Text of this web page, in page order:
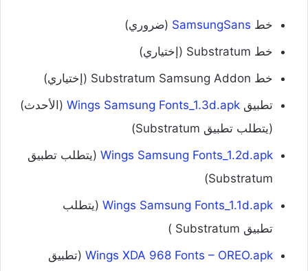
خط SamsungSans (ضروري)
خط Substratum (إختياري)
خط Substratum Samsung Addon (إختياري)
تطبيق Wings Samsung Fonts_1.3d.apk (الأحدث)
(يتطلب تطبيق Substratum)
Wings Samsung Fonts_1.2d.apk (يتطلب تطبيق
Substratum)
Wings Samsung Fonts_1.1d.apk (يتطلب
تطبيق Substratum )
Wings XDA 968 Fonts – OREO.apk (تطبيق